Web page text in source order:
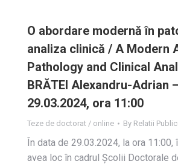
O abordare modernă în
analiza clinică / A Modern
Pathology and Clinical
BRĂTEI Alexandru-Adrian –
29.03.2024, ora 11:00
Teze de doctorat / online By Relatii
În data de 29.03.2024, la ora 11:00,
avea loc în cadrul Școlii Doctorale